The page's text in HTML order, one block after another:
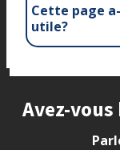
Cette page
utile?
Site footer
Avez-